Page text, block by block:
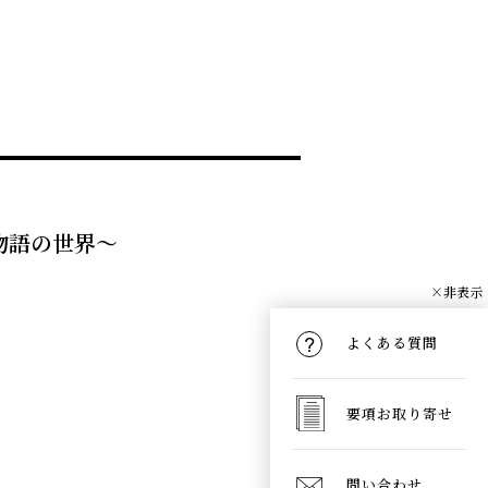
よくある質問
要項お取り寄せ
×非表示
の世界〜